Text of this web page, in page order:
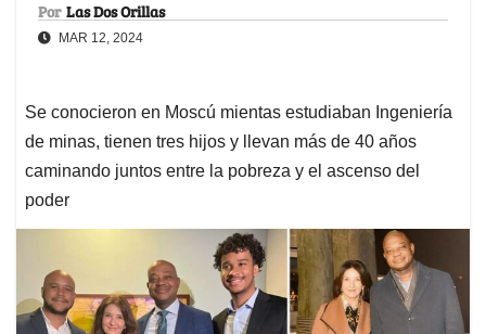
Por Las Dos Orillas
MAR 12, 2024
Se conocieron en Moscú mientas estudiaban Ingeniería
de minas, tienen tres hijos y llevan más de 40 años
caminando juntos entre la pobreza y el ascenso del
poder